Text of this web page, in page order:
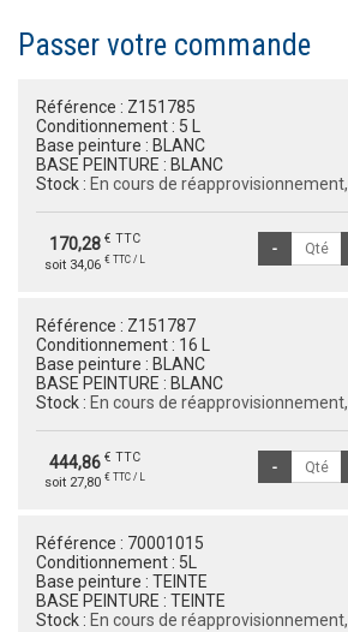
Passer votre commande
Référence : Z151785
Conditionnement : 5 L
Base peinture : BLANC
BASE PEINTURE : BLANC
Stock : En cours de
170,28 € TTC
soit 34,06 € TTC / L
Référence : Z151787
Conditionnement : 16 L
Base peinture : BLANC
BASE PEINTURE : BLANC
Stock : En cours de
444,86 € TTC
soit 27,80 € TTC / L
Référence : 70001015
Conditionnement : 5L
Base peinture : TEINTE
BASE PEINTURE : TEINTE
Stock : En cours de